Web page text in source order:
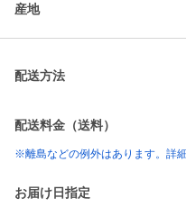
産地
配送方法
配送料金（送料）
※離島などの例外はあります。詳
お届け日指定